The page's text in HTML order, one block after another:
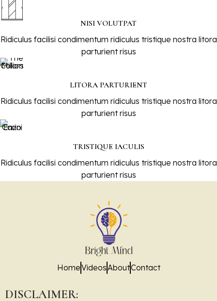
NISI VOLUTPAT
Ridiculus facilisi condimentum ridiculus tristique nostra litora
parturient risus
LITORA PARTURIENT
Ridiculus facilisi condimentum ridiculus tristique nostra litora
parturient risus
TRISTIQUE IACULIS
Ridiculus facilisi condimentum ridiculus tristique nostra litora
parturient risus
HomeVideosAboutContact
DISCLAIMER: